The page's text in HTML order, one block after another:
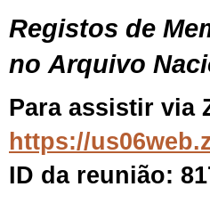
Registos de
no Arquivo
Para assistir via
https://
ID da reunião: